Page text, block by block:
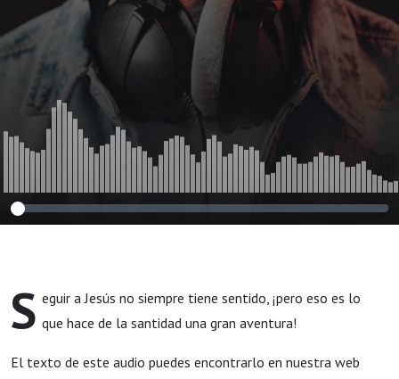
S eguir a Jesús no siempre tiene sentido, ¡pero eso es lo
que hace de la santidad una gran aventura!
El texto de este audio puedes encontrarlo en nuestra web